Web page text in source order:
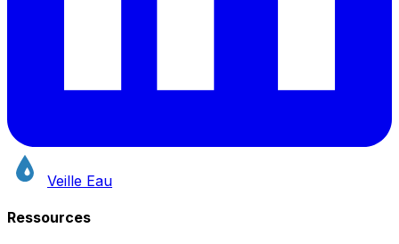
Veille Eau
Ressources